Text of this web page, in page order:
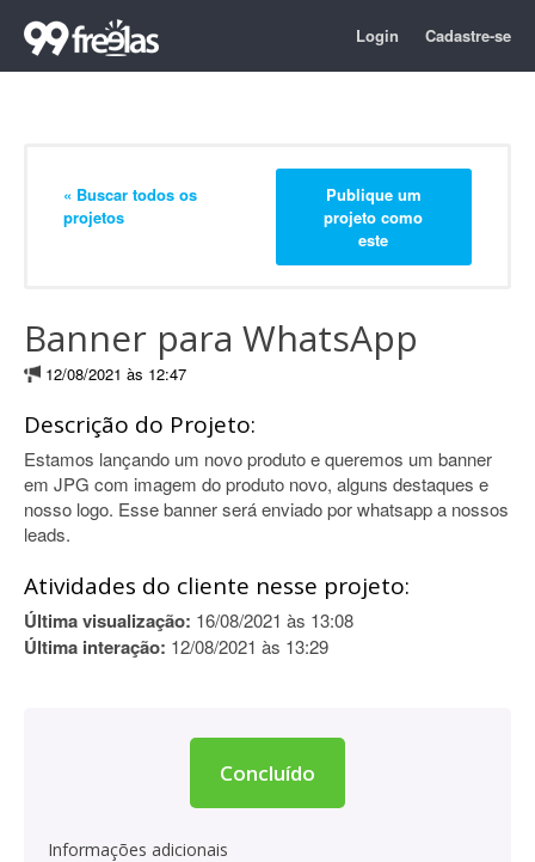
Login Cadastre-se
« Buscar todos os
projetos
Publique um
projeto como
este
Banner para WhatsApp
12/08/2021 às 12:47
Descrição do Projeto:
Estamos lançando um novo produto e queremos um banner
em JPG com imagem do produto novo, alguns destaques e
nosso logo. Esse banner será enviado por whatsapp a nossos
leads.
Atividades do cliente nesse projeto:
Última visualização: 16/08/2021 às 13:08
Última interação: 12/08/2021 às 13:29
Concluído
Informações adicionais